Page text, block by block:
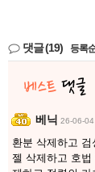
댓글(19) 등록
베닉 26-06-
환분 삭제하고
젤 삭제하고 호